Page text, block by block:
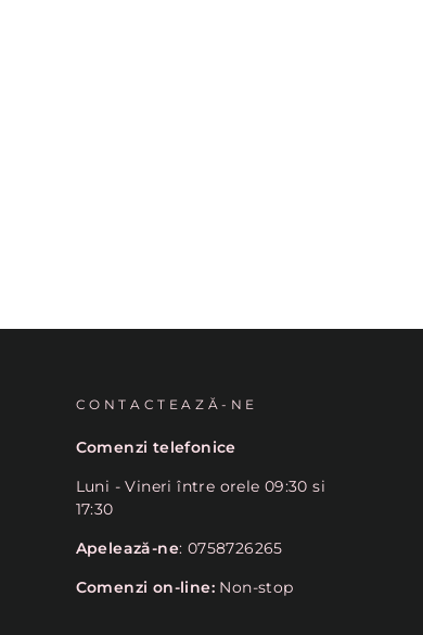
CONTACTEAZĂ-NE
Comenzi telefonice
Luni - Vineri între orele 09:30 si
17:30
Apelează-ne: 0758726265
Comenzi on-line: Non-stop